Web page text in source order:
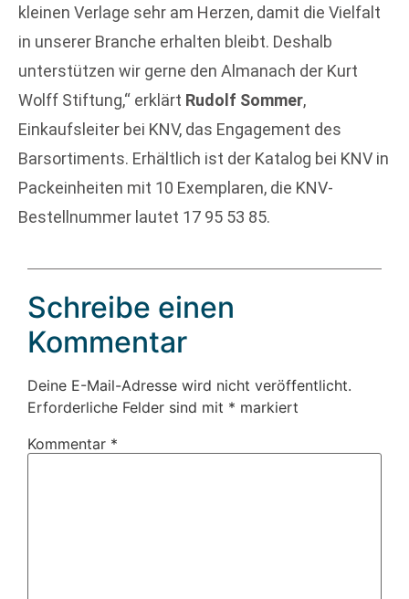
kleinen Verlage sehr am Herzen, damit die Vielfalt
in unserer Branche erhalten bleibt. Deshalb
unterstützen wir gerne den Almanach der Kurt
Wolff Stiftung,“ erklärt Rudolf Sommer,
Einkaufsleiter bei KNV, das Engagement des
Barsortiments. Erhältlich ist der Katalog bei KNV in
Packeinheiten mit 10 Exemplaren, die KNV-
Bestellnummer lautet 17 95 53 85.
Schreibe einen
Kommentar
Deine E-Mail-Adresse wird nicht veröffentlicht.
Erforderliche Felder sind mit * markiert
Kommentar *